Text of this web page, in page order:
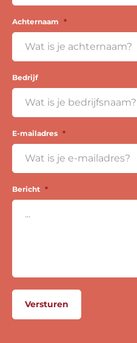
Achternaam *
Bedrijf
E-mailadres *
Bericht *
Versturen